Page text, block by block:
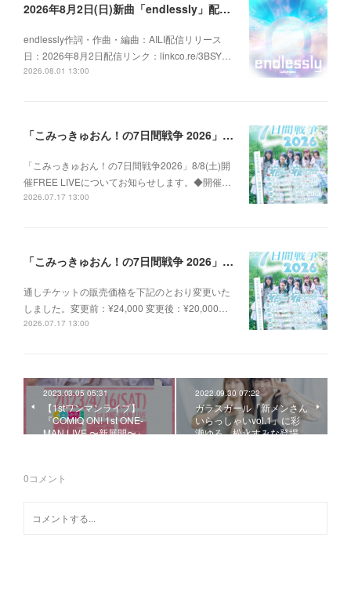
2026年8月2日(日)新曲「endlessly」配信リリースのお知らせ
endlessly作詞・作曲・編曲：AILI配信リリース
日：2026年8月2日配信リンク：linkco.re/3BSY…
2026.08.01 13:00
「こみっきゅおん！の7日間戦争 2026」8/8(土)FREE LIVE情報
「こみっきゅおん！の7日間戦争2026」8/8(土)開
催FREE LIVEについてお知らせします。◆開催…
2026.07.17 13:00
「こみっきゅおん！の7日間戦争 2026」詳細のお知らせ
通しチケットの販売価格を下記のとおり変更いた
しました。変更前：¥24,000 変更後：¥20,000…
2026.07.17 13:00
2023.03.05 05:31
【1stワンマンライブ】
『COMIQ ON! 1st ONE-
MAN LIVE 〜新展開〜』…
2022.09.30 07:22
ガラスガール「新メンさん
いらっしゃいvol.1」に彩
瀬ゆる、松永すみな登場
0コメント